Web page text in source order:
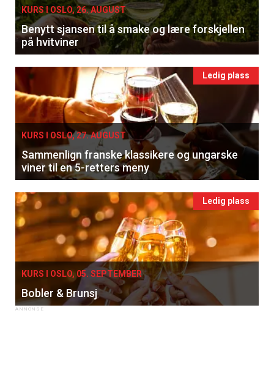
KURS I OSLO, 26. AUGUST
Benytt sjansen til å smake og lære forskjellen
på hvitviner
Ledig plass
KURS I OSLO, 27. AUGUST
Sammenlign franske klassikere og ungarske
viner til en 5-retters meny
Ledig plass
KURS I OSLO, 05. SEPTEMBER
Bobler & Brunsj